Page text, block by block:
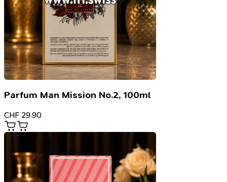
Parfum Man Mission No.2, 100ml
CHF 29.90